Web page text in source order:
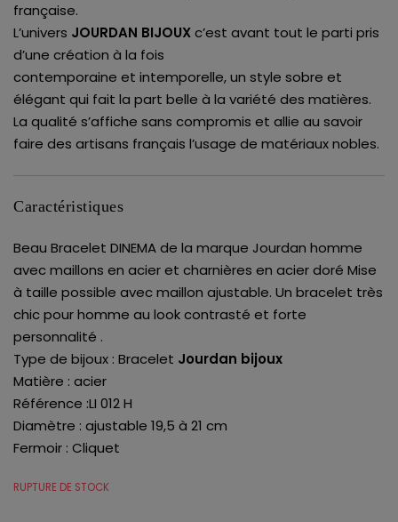
française.
L’univers JOURDAN BIJOUXc’est avant tout le parti pris
d’une création à la fois
contemporaine et intemporelle, un style sobre et
élégant qui fait la part belle à la variété des matières.
La qualité s’affiche sans compromis et allie au savoir
faire des artisans français l’usage de matériaux nobles.
Caractéristiques
Beau Bracelet DINEMA de la marque Jourdan homme
avec maillons en acier et charnières en acier doré Mise
à taille possible avec maillon ajustable. Un bracelet très
chic pour homme au look contrasté et forte
personnalité .
Type de bijoux : Bracelet Jourdan bijoux
Matière : acier
Référence :LI 012 H
Diamètre : ajustable 19,5 à 21 cm
Fermoir : Cliquet
RUPTURE DE STOCK